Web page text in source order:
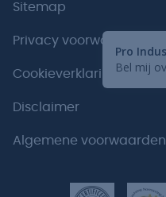
Sitemap
Privacy voorwaarden
Cookieverklaring
Disclaimer
Algemene voorwaarden